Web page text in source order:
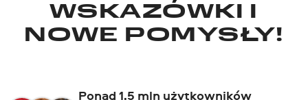
WSKAZÓWKI I
NOWE POMYSŁY!
Ponad 1.5 mln użytkowników